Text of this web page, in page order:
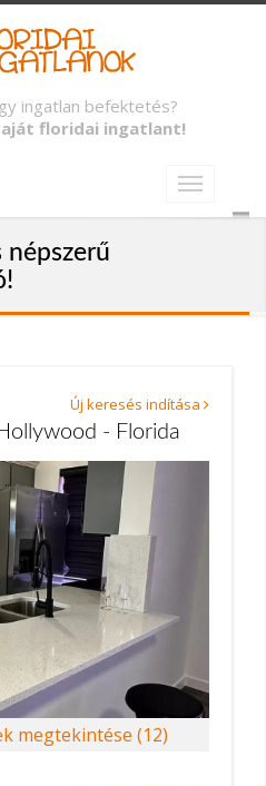
ingatlan befektetés?
floridai ingatlant!
népszerű
Új keresés indítása
- Florida
megtekintése (12)